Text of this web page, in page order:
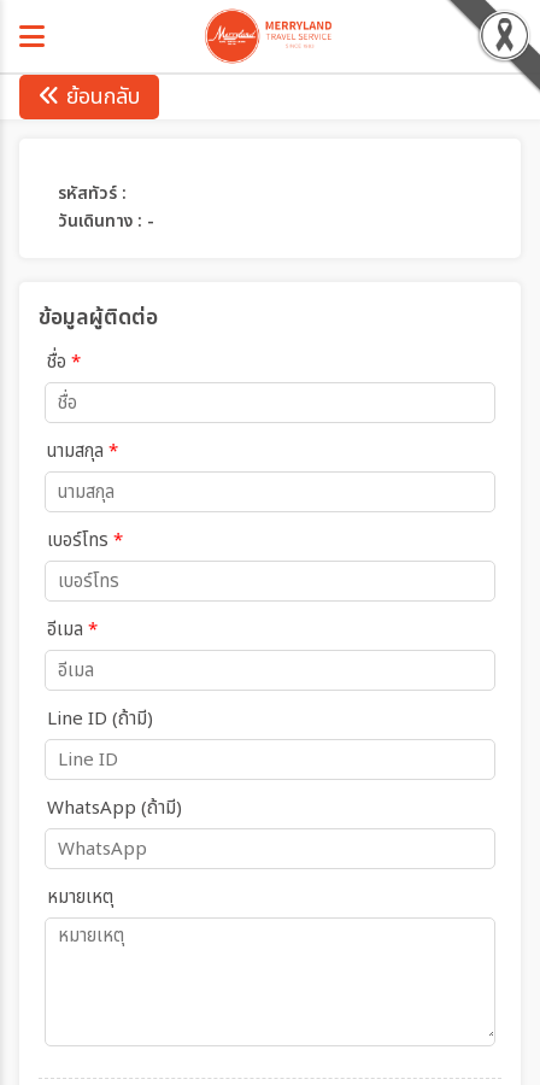
ย้อนกลับ
รหัสทัวร์ :
วันเดินทาง : -
ข้อมูลผู้ติดต่อ
ชื่อ *
นามสกุล *
เบอร์โทร *
อีเมล *
Line ID (ถ้ามี)
WhatsApp (ถ้ามี)
หมายเหตุ